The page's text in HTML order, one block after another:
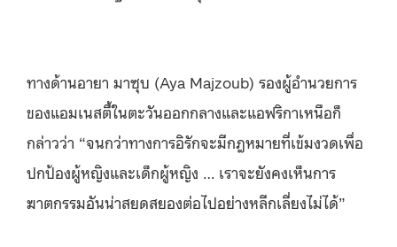
ทางด้านอายา มาซุบ (Aya Majzoub) รองผู้อำนวยการ
ของแอมเนสตี้ในตะวันออกกลางและแอฟริกาเหนือก็
กล่าวว่า “จนกว่าทางการอิรักจะมีกฎหมายที่เข้มงวดเพื่อ
ปกป้องผู้หญิงและเด็กผู้หญิง … เราจะยังคงเห็นการ
ฆาตกรรมอันน่าสยดสยองต่อไปอย่างหลีกเลี่ยงไม่ได้”